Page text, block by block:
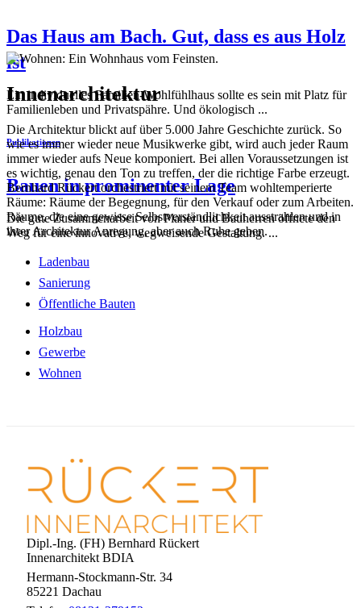
Das Haus am Bach. Gut, dass es aus Holz
ist
Ein individuelles Familien-Wohlfühlhaus sollte es sein mit Platz für
Familienleben und Privatspähre. Und ökologisch ...
Publikationen
Bauen in prominenter Lage
Die gute Zusammenarbeit von Planer und Bauherren öffnete den
Weg für eine innovative, wegweisende Gestaltung. ...
Innenarchitektur
Die Architektur blickt auf über 5.000 Jahre Geschichte zurück. So
wie es immer wieder neue Musikwerke gibt, wird auch jeder Raum
immer wieder aufs Neue komponiert. Bei allen Voraussetzungen ist
es wichtig, genau den Ton zu treffen, der die richtige Farbe erzeugt.
Bernhard Rückert orchestriert mit seinem Team wohltemperierte
Räume: Räume der Begegnung, für den Verkauf oder zum Arbeiten.
Räume, die eine gewisse Selbstverständlichkeit ausstrahlen und in
ihrer Architektur Anregung, aber auch Ruhe geben.
Ladenbau
Sanierung
Öffentliche Bauten
Holzbau
Gewerbe
Wohnen
Dipl.-Ing. (FH) Bernhard Rückert
Innenarchitekt BDIA
Hermann-Stockmann-Str. 34
85221 Dachau